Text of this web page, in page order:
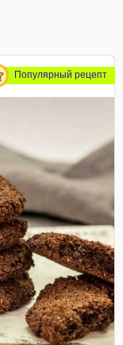
Популярный рецепт